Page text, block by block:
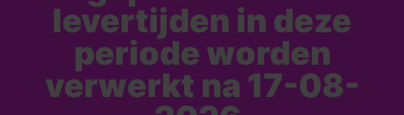
levertijden in deze
periode worden
verwerkt na 17-08-